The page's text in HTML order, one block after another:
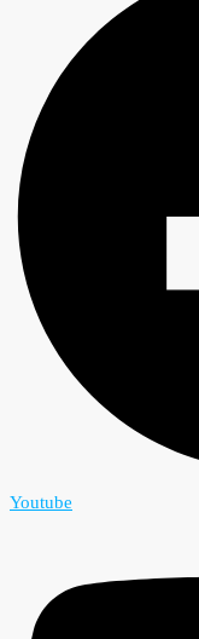
Youtube